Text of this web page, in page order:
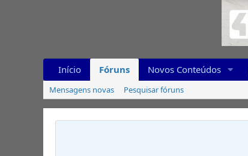
Início Fóruns Novos Conteúdos
Mensagens novas Pesquisar fóruns